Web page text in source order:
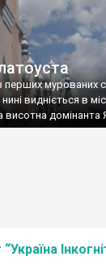
перших мурованих
видніється в
висотна домінанта